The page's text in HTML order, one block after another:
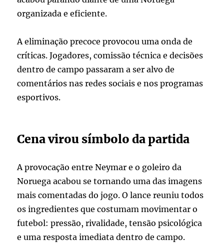
organizada e eficiente.
A eliminação precoce provocou uma onda de
críticas. Jogadores, comissão técnica e decisões
dentro de campo passaram a ser alvo de
comentários nas redes sociais e nos programas
esportivos.
Cena virou símbolo da partida
A provocação entre Neymar e o goleiro da
Noruega acabou se tornando uma das imagens
mais comentadas do jogo. O lance reuniu todos
os ingredientes que costumam movimentar o
futebol: pressão, rivalidade, tensão psicológica
e uma resposta imediata dentro de campo.